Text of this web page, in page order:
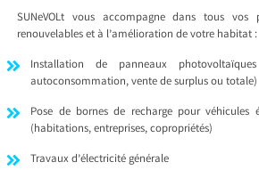
SUNeVOLt vous accompagne dans tous vos
renouvelables et à l’amélioration de votre habitat :
Installation de panneaux
autoconsommation, vente de surplus ou totale)
Pose de bornes de recharge pour véhicules
(habitations, entreprises, copropriétés)
Travaux d’électricité générale